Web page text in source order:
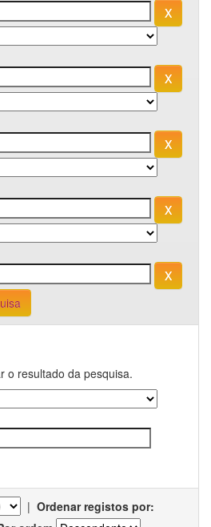
o resultado da pesquisa.
| Ordenar registos por: